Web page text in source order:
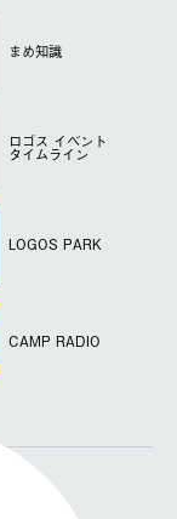
まめ知識
ロゴス イベント
タイムライン
LOGOS PARK
CAMP RADIO